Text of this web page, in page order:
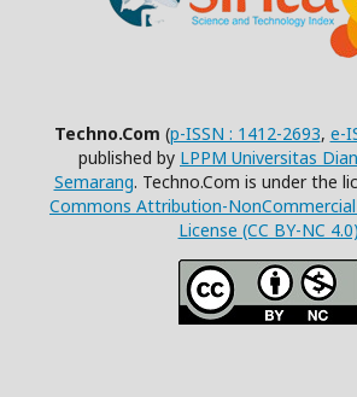
Techno.Com (p-ISSN : 1412-2693, e-
published by LPPM Universitas
Semarang. Techno.Com is under the
Commons Attribution-
License (CC BY-NC 4.0)